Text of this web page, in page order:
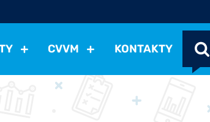
Mezinárodní vztahy
CVVM KONTAKTY